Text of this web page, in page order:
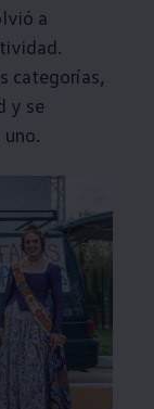
a
categorías,
y se